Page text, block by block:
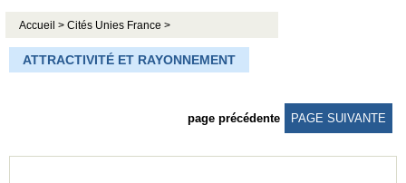
Accueil >Cités Unies France >
ATTRACTIVITÉ ET RAYONNEMENT
page précédente PAGE SUIVANTE